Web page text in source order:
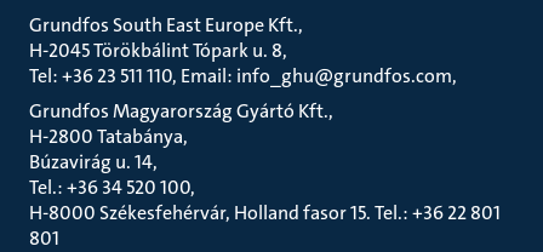
Grundfos South East Europe Kft.
H-2045 Törökbálint Tópark u. 8
Tel: +36 23 511 110, Email: info_ghu@grundfos.com
Grundfos Magyarország Gyártó Kft.
H-2800 Tatabánya
Búzavirág u. 14
Tel.: +36 34 520 100
H-8000 Székesfehérvár, Holland fasor 15. Tel.: +36 22 801
801